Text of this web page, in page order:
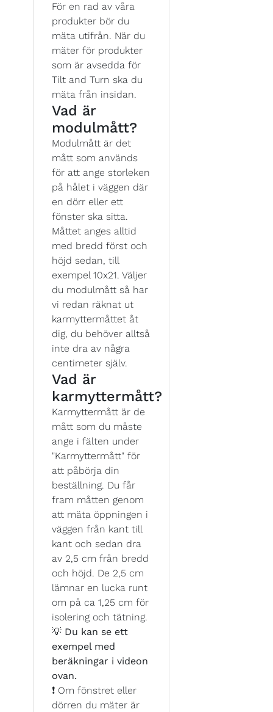
För en rad av våra
produkter bör du
mäta utifrån. När du
mäter för produkter
som är avsedda för
Tilt and Turn ska du
mäta från insidan.
Vad är
modulmått?
Modulmått är det
mått som används
för att ange storleken
på hålet i väggen där
en dörr eller ett
fönster ska sitta.
Måttet anges alltid
med bredd först och
höjd sedan, till
exempel 10x21. Väljer
du modulmått så har
vi redan räknat ut
karmyttermåttet åt
dig, du behöver alltså
inte dra av några
centimeter själv.
Vad är
karmyttermått?
Karmyttermått är de
mått som du måste
ange i fälten under
"Karmyttermått" för
att påbörja din
beställning. Du får
fram måtten genom
att mäta öppningen i
väggen från kant till
kant och sedan dra
av 2,5 cm från bredd
och höjd. De 2,5 cm
lämnar en lucka runt
om på ca 1,25 cm för
isolering och tätning.
💡 Du kan se ett
exempel med
beräkningar i videon
ovan.
❗ Om fönstret eller
dörren du mäter är